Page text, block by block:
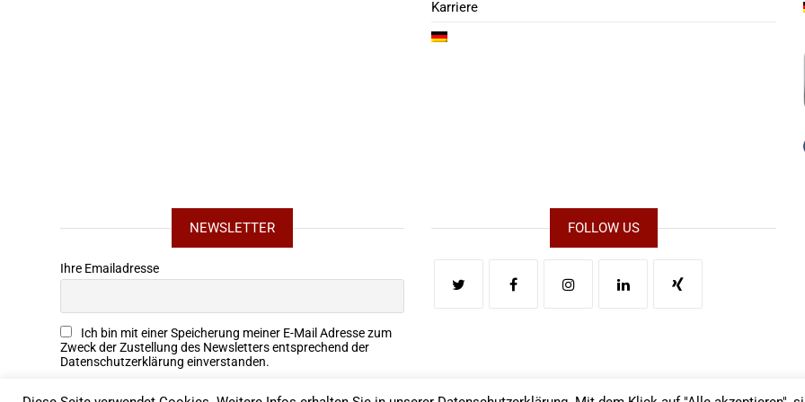
Karriere
NEWSLETTER
Ihre Emailadresse
Ich bin mit einer Speicherung meiner E-Mail Adresse zum
Zweck der Zustellung des Newsletters entsprechend der
Datenschutzerklärung einverstanden.
FOLLOW US